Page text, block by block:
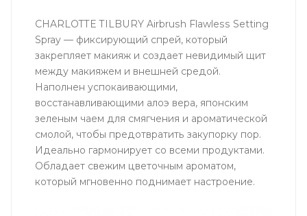
CHARLOTTE TILBURY Airbrush Flawless Setting
Spray — фиксирующий спрей, который
закрепляет макияж и создает невидимый щит
между макияжем и внешней средой.
Наполнен успокаивающими,
восстанавливающими алоэ вера, японским
зеленым чаем для смягчения и ароматической
смолой, чтобы предотвратить закупорку пор.
Идеально гармонирует со всеми продуктами.
Обладает свежим цветочным ароматом,
который мгновенно поднимает настроение.